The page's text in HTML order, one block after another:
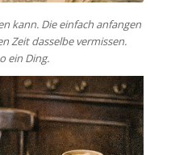
kann. Die einfach anfangen
Zeit dasselbe vermissen.
ein Ding.